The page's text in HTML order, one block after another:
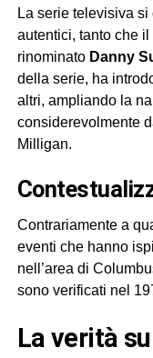
La serie televisiva
autentici, tanto che
rinominato Danny
della serie, ha
altri, ampliando la
considerevolmente
Milligan.
Contrariamente a
eventi che hanno
nell’area di
sono verificati nel
La verità sulla figura di Billy